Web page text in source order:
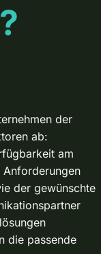
der
ab:
am
der gewünschte
die passende